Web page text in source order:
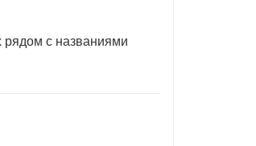
рядом с названиями